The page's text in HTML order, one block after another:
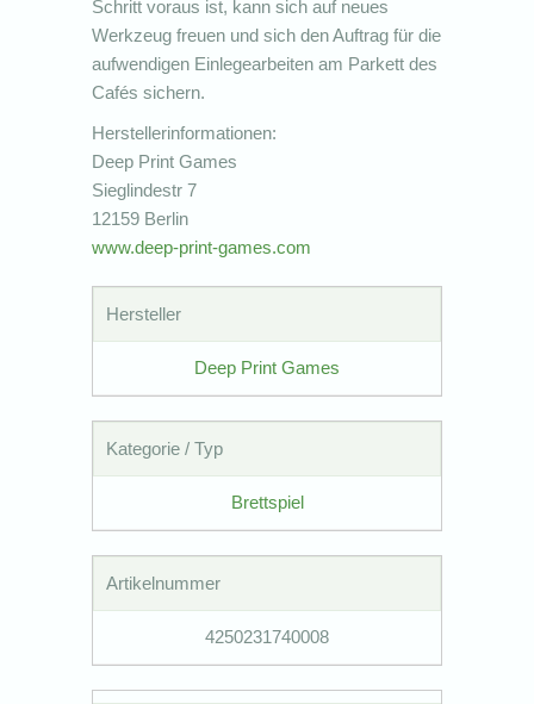
Schritt voraus ist, kann sich auf neues
Werkzeug freuen und sich den Auftrag für die
aufwendigen Einlegearbeiten am Parkett des
Cafés sichern.
Herstellerinformationen:
Deep Print Games
Sieglindestr 7
12159 Berlin
www.deep-print-games.com
Hersteller
Deep Print Games
Kategorie / Typ
Brettspiel
Artikelnummer
4250231740008